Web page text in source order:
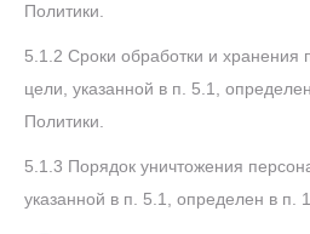
Политики.
5.1.2 Сроки обработки и хранения
цели, указанной в п. 5.1,
Политики.
5.1.3 Порядок уничтожения
указанной в п. 5.1, определен в п.